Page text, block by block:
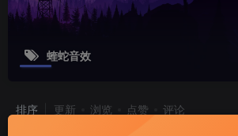
蝰蛇音效
排序 更新 浏览 点赞 评论